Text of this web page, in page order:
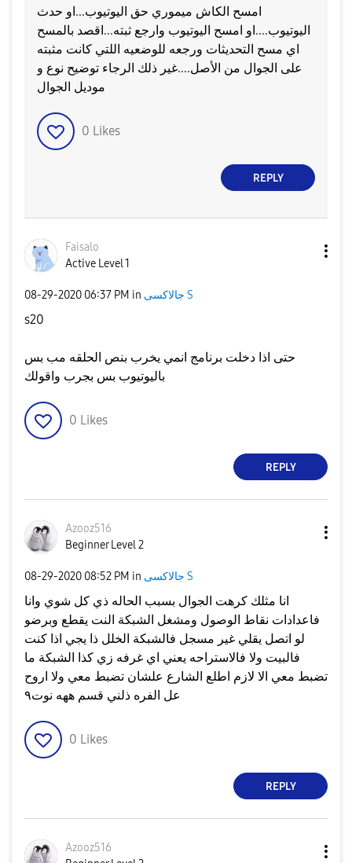
امسح الكاش ميموري حق اليوتيوب...او حدث
اليوتيوب....او امسح اليوتيوب وارجع ثبته...اقصد بالمسح
اي مسح التحديثات ورجعه للوضعيه اللتي كانت مثبته
على الجوال من الأصل....غير ذلك الرجاء توضيح نوع و
موديل الجوال
0 Likes
REPLY
Faisalo
Active Level 1
‎08-29-2020 06:37 PM in جالاكسى S
s20
حتى اذا دخلت برنامج انمي يخرب بنص الحلقه مب بس
باليوتيوب بس بجرب واقولك
0 Likes
REPLY
Azooz516
Beginner Level 2
‎08-29-2020 08:52 PM in جالاكسى S
انا مثلك كرهت الجوال بسبب الحاله ذي كل شوي وانا
فاعدادات نقاط الوصول ومشغل الشبكة النت يقطع وبرضو
لو اتصل يقلي غير مسجل فالشبكة الخلل ذا يجي اذا كنت
فالبيت ولا فالاستراحه يعني اي غرفه زي كذا الشبكة ما
تضبط معي الا لازم اطلع الشارع علشان تضبط معي ولا اروح
عل الفره ذلني قسم ههه نوت٩
0 Likes
REPLY
Azooz516